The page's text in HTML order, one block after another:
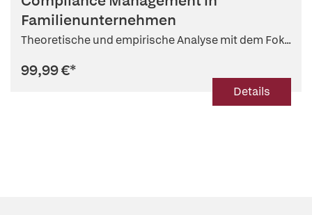
Familienunternehmen
Theoretische und empirische Analyse mit dem Fok...
99,99 €*
Details